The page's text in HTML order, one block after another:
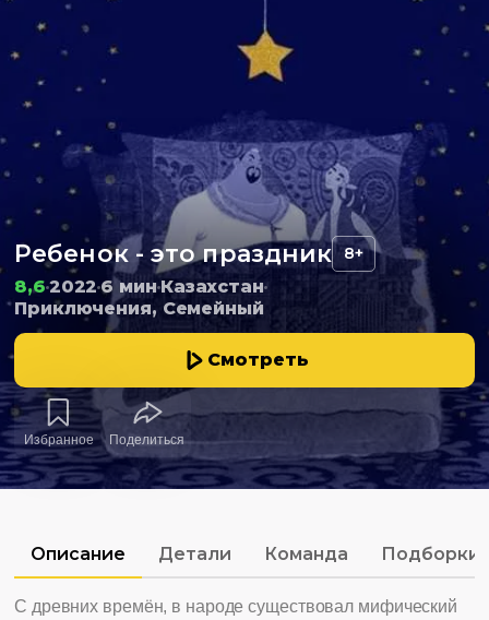
Ребенок - это праздник 8+
8,620226 мин Казахстан
Приключения, Семейный
Смотреть
Избранное Поделиться
Описание Детали Команда Подборки
С древних времён, в народе существовал мифический